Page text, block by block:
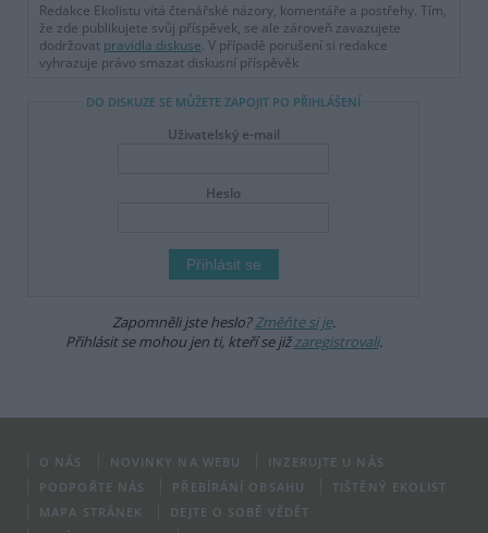
Redakce Ekolistu vítá čtenářské názory, komentáře a postřehy. Tím,
že zde publikujete svůj příspěvek, se ale zároveň zavazujete
dodržovat pravidla diskuse. V případě porušení si redakce
vyhrazuje právo smazat diskusní příspěvěk
DO DISKUZE SE MŮŽETE ZAPOJIT PO PŘIHLÁŠENÍ
Uživatelský e-mail
Heslo
Zapomněli jste heslo?Změňte si je.
Přihlásit se mohou jen ti, kteří se jižzaregistrovali.
O NÁS NOVINKY NA WEBU
INZERUJTE U NÁS
PODPOŘTE NÁS
PŘEBÍRÁNÍ OBSAHU
TIŠTĚNÝ EKOLIST
MAPA STRÁNEK
DEJTE O SOBĚ VĚDĚT